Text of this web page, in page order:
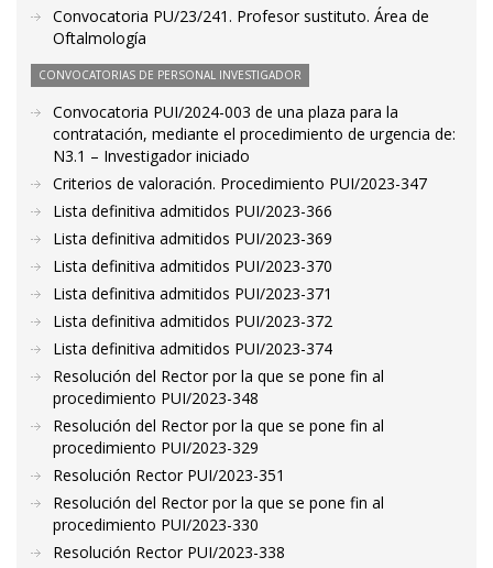
Convocatoria PU/23/241. Profesor sustituto. Área de
Oftalmología
CONVOCATORIAS DE PERSONAL INVESTIGADOR
Convocatoria PUI/2024-003 de una plaza para la
contratación, mediante el procedimiento de urgencia de:
N3.1 – Investigador iniciado
Criterios de valoración. Procedimiento PUI/2023-347
Lista definitiva admitidos PUI/2023-366
Lista definitiva admitidos PUI/2023-369
Lista definitiva admitidos PUI/2023-370
Lista definitiva admitidos PUI/2023-371
Lista definitiva admitidos PUI/2023-372
Lista definitiva admitidos PUI/2023-374
Resolución del Rector por la que se pone fin al
procedimiento PUI/2023-348
Resolución del Rector por la que se pone fin al
procedimiento PUI/2023-329
Resolución Rector PUI/2023-351
Resolución del Rector por la que se pone fin al
procedimiento PUI/2023-330
Resolución Rector PUI/2023-338